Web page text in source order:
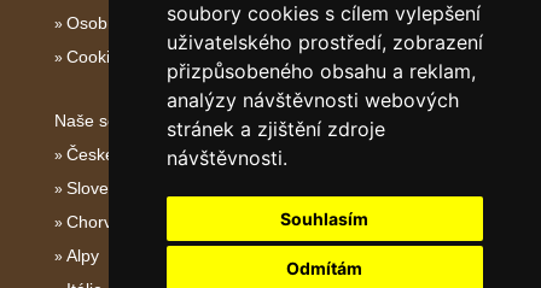
soubory cookies s cílem vylepšení
uživatelského prostředí, zobrazení
přizpůsobeného obsahu a reklam,
analýzy návštěvnosti webových
stránek a zjištění zdroje
návštěvnosti.
Souhlasím
Odmítám
Osobní údaje
Cookies
Naše servery:
České hory
Slovenské hory
Chorvatsko
Alpy